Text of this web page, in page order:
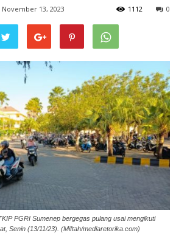
November 13, 2023 0
1112
PGRI Sumenep bergegas pulang usai mengikuti
Senin (13/11/23). (Miftah/mediaretorika.com)